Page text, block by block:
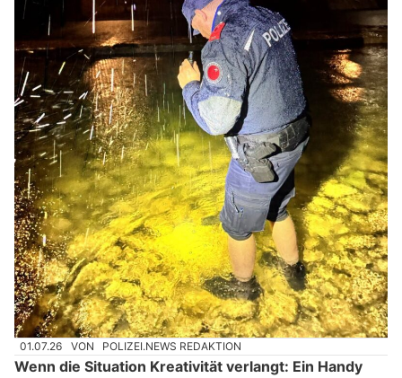
01.07.26 VON POLIZEI.NEWS REDAKTION
Wenn die Situation Kreativität verlangt: Ein Handy